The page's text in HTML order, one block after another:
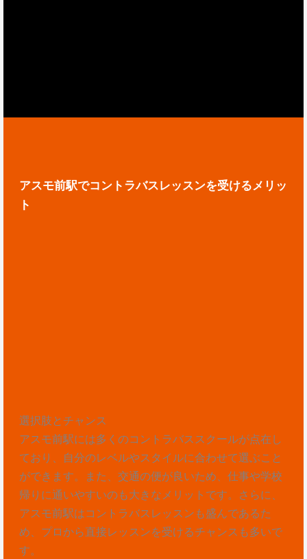
アスモ前駅でコントラバスレッスンを受けるメリッ
ト
選択肢とチャンス
アスモ前駅には多くのコントラバススクールが点在し
ており、自分のレベルやスタイルに合わせて選ぶこと
ができます。また、交通の便が良いため、仕事や学校
帰りに通いやすいのも大きなメリットです。さらに、
アスモ前駅はコントラバスレッスンも盛んであるた
め、プロから直接レッスンを受けるチャンスも多いで
す。